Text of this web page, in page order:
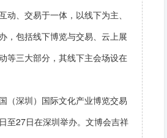
动、交易于一体，以线下为主、
，包括线下博览与交易、云上展
等三大部分，其线下主会场设在
（深圳）国际文化产业博览交易
至27日在深圳举办。文博会吉祥